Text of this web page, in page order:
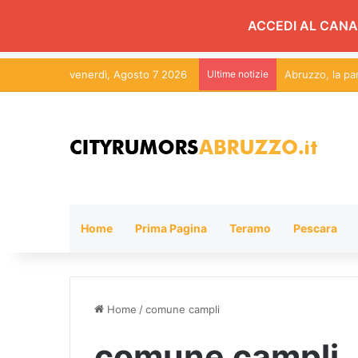
ACCEDI AL
venerdì, Agosto 7 2026 Ultime notizie Tortoreto,
Home Prima Pagina Teramo Pescara
Home /comune campli